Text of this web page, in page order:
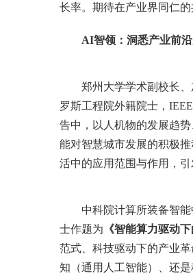
长率。期待在产业界同仁
AI智领：洞悉产业前
郑州大学学术副校长
罗斯工程院外籍院士，
告中，以人机物的发展趋
能对智慧城市发展的积极
活中的应用范围与作用，
中科院计算所装备智
士作题为 《智能算力驱动
范式、科技驱动下的产业
知（通用人工智能）、还